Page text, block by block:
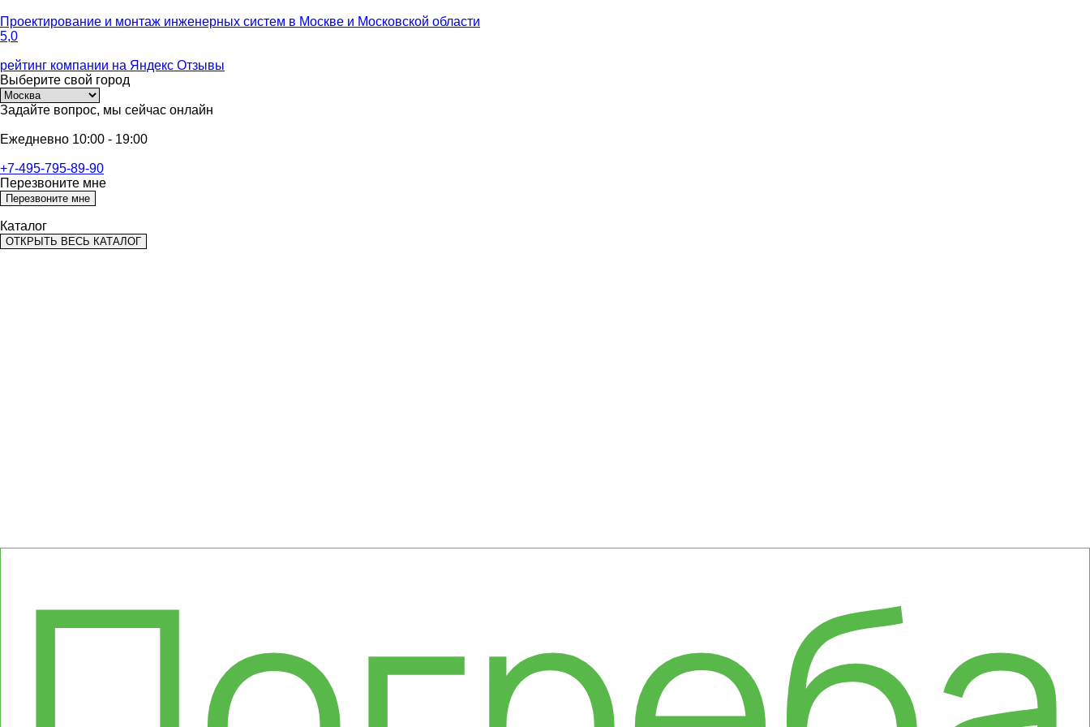
Проектирование и монтаж инженерных систем в Москве и Московской области
5,0
рейтинг компании на Яндекс Отзывы
Выберите свой город
Задайте вопрос, мы сейчас онлайн
Ежедневно 10:00 - 19:00
+7-495-795-89-90
Перезвоните мне
Перезвоните мне
Каталог
ОТКРЫТЬ ВЕСЬ КАТАЛОГ